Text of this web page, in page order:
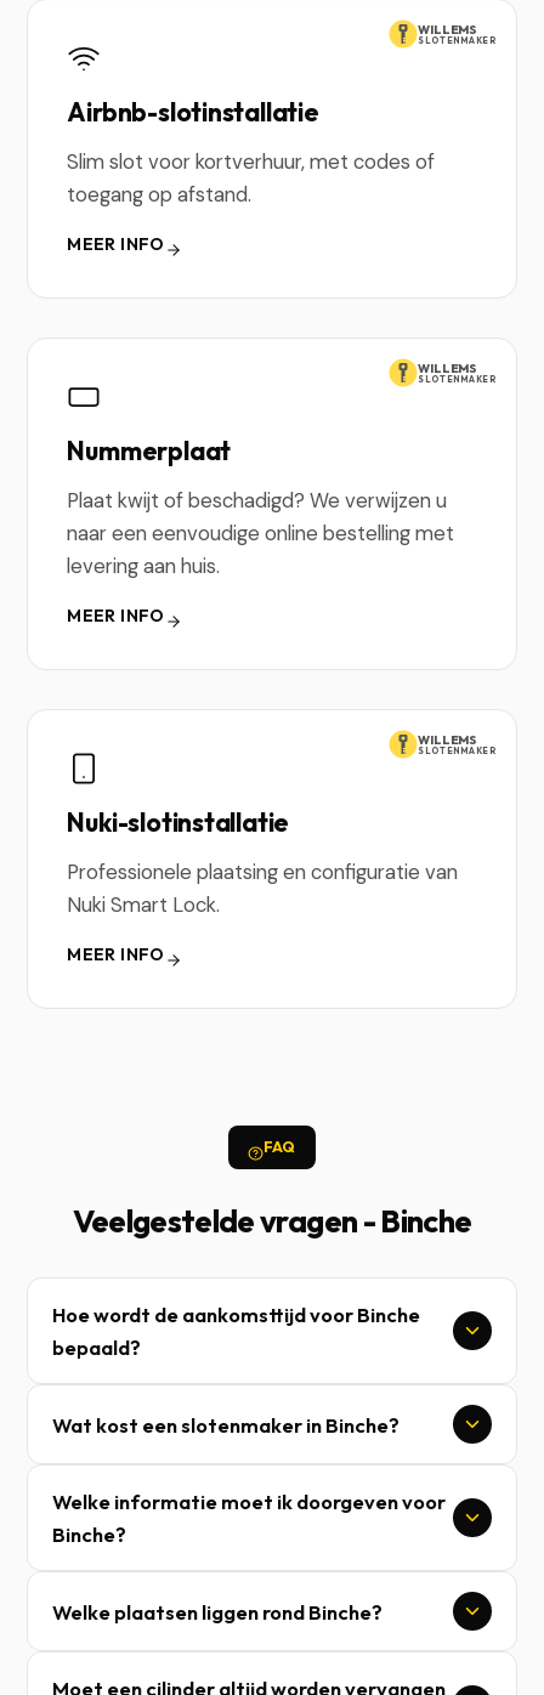
WILLEMS
SLOTENMAKER
Airbnb-slotinstallatie
Slim slot voor kortverhuur, met codes of
toegang op afstand.
MEER INFO
WILLEMS
SLOTENMAKER
Nummerplaat
Plaat kwijt of beschadigd? We verwijzen u
naar een eenvoudige online bestelling met
levering aan huis.
MEER INFO
WILLEMS
SLOTENMAKER
Nuki-slotinstallatie
Professionele plaatsing en configuratie van
Nuki Smart Lock.
MEER INFO
FAQ
Veelgestelde vragen - Binche
Hoe wordt de aankomsttijd voor Binche
bepaald?
Wat kost een slotenmaker in Binche?
Welke informatie moet ik doorgeven voor
Binche?
Welke plaatsen liggen rond Binche?
Moet een cilinder altijd worden vervangen